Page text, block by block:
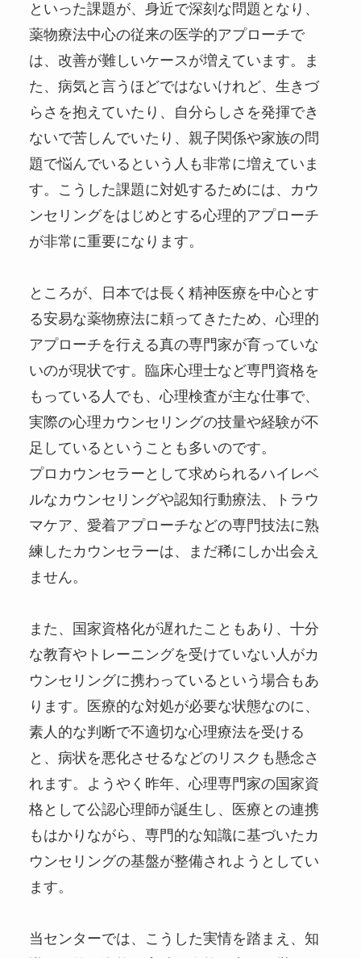
といった課題が、身近で深刻な問題となり、
薬物療法中心の従来の医学的アプローチで
は、改善が難しいケースが増えています。ま
た、病気と言うほどではないけれど、生きづ
らさを抱えていたり、自分らしさを発揮でき
ないで苦しんでいたり、親子関係や家族の問
題で悩んでいるという人も非常に増えていま
す。こうした課題に対処するためには、カウ
ンセリングをはじめとする心理的アプローチ
が非常に重要になります。
ところが、日本では長く精神医療を中心とす
る安易な薬物療法に頼ってきたため、心理的
アプローチを行える真の専門家が育っていな
いのが現状です。臨床心理士など専門資格を
もっている人でも、心理検査が主な仕事で、
実際の心理カウンセリングの技量や経験が不
足しているということも多いのです。
プロカウンセラーとして求められるハイレベ
ルなカウンセリングや認知行動療法、トラウ
マケア、愛着アプローチなどの専門技法に熟
練したカウンセラーは、まだ稀にしか出会え
ません。
また、国家資格化が遅れたこともあり、十分
な教育やトレーニングを受けていない人がカ
ウンセリングに携わっているという場合もあ
ります。医療的な対処が必要な状態なのに、
素人的な判断で不適切な心理療法を受ける
と、病状を悪化させるなどのリスクも懸念さ
れます。ようやく昨年、心理専門家の国家資
格として公認心理師が誕生し、医療との連携
もはかりながら、専門的な知識に基づいたカ
ウンセリングの基盤が整備されようとしてい
ます。
当センターでは、こうした実情を踏まえ、知